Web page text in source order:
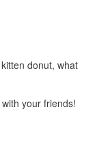
donut, what
your friends!